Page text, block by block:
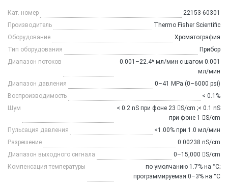
Кат. номер
22153-60301
Производитель
Thermo Fisher Scientific
Оборудование
Хроматография
Тип оборудования
Прибор
Диапазон потоков
0.001–22.4* мл/мин с шагом 0.001
мл/мин
Диапазон давления
0–41 MPa (0–6000 psi)
Воспроизводимость
< 0.1%
Шум
< 0.2 nS при фоне 23 S/cm ;< 0.1 nS
при фоне 1 S/cm
Пульсация давления
<1.00% при 1.0 мл/мин
Разрешение
0.00238 nS/cm
Диапазон выходного сигнала
0–15,000 S/cm
Компенсация температуры
по умолчанию 1.7% на °C;
программируемая 0–3% на °C